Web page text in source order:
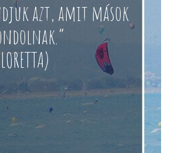
azt, amit mások